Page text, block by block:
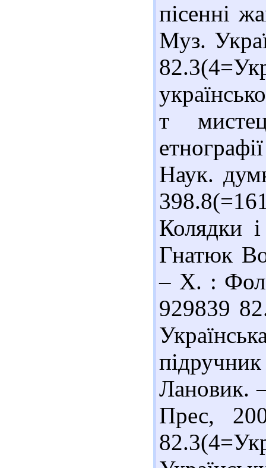
пісенні
Муз.
т
Наук.
Колядки
Гнатюк
– Х. :
929839
Лановик.
Прес,